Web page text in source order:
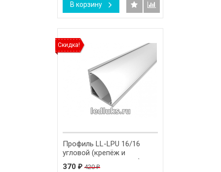
В корзину
Скидка!
Профиль LL-LPU 16/16
угловой (крепёж и
заглушки в комплекте)
370 ₽ 420₽